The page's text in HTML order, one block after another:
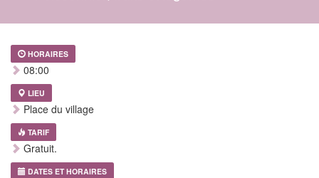
HORAIRES
08:00
LIEU
Place du village
TARIF
Gratuit.
DATES ET HORAIRES